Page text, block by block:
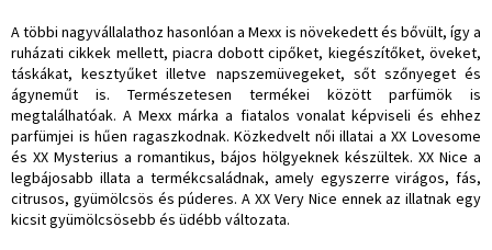
A többi nagyvállalathoz hasonlóan a Mexx is növekedett és bővült, így a
ruházati cikkek mellett, piacra dobott cipőket, kiegészítőket, öveket,
táskákat, kesztyűket illetve napszemüvegeket, sőt szőnyeget és
ágyneműt is. Természetesen termékei között parfümök is
megtalálhatóak. A Mexx márka a fiatalos vonalat képviseli és ehhez
parfümjei is hűen ragaszkodnak. Közkedvelt női illatai a XX Lovesome
és XX Mysterius a romantikus, bájos hölgyeknek készültek. XX Nice a
legbájosabb illata a termékcsaládnak, amely egyszerre virágos, fás,
citrusos, gyümölcsös és púderes. A XX Very Nice ennek az illatnak egy
kicsit gyümölcsösebb és üdébb változata.